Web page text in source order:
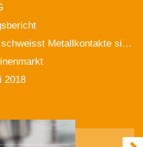
Metallkontakte sicherer
2018